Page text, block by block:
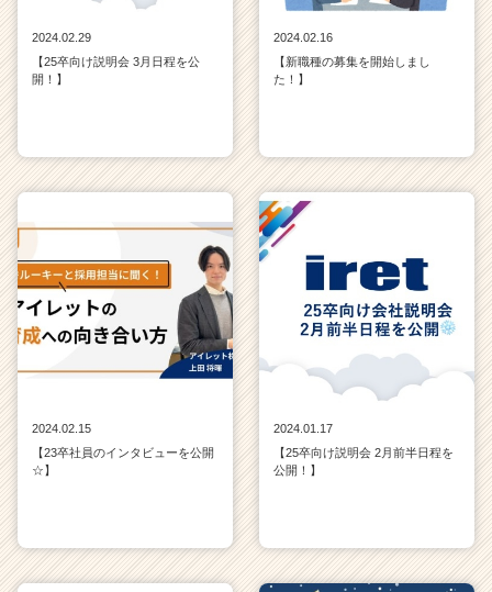
2024.02.29
【25卒向け説明会 3月日程を公
開！】
2024.02.16
【新職種の募集を開始しまし
た！】
2024.02.15
【23卒社員のインタビューを公開
☆】
2024.01.17
【25卒向け説明会 2月前半日程を
公開！】